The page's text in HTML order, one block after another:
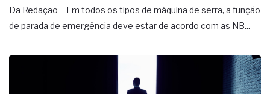
Da Redação – Em todos os tipos de máquina de serra, a função
de parada de emergência deve estar de acordo com as NB...